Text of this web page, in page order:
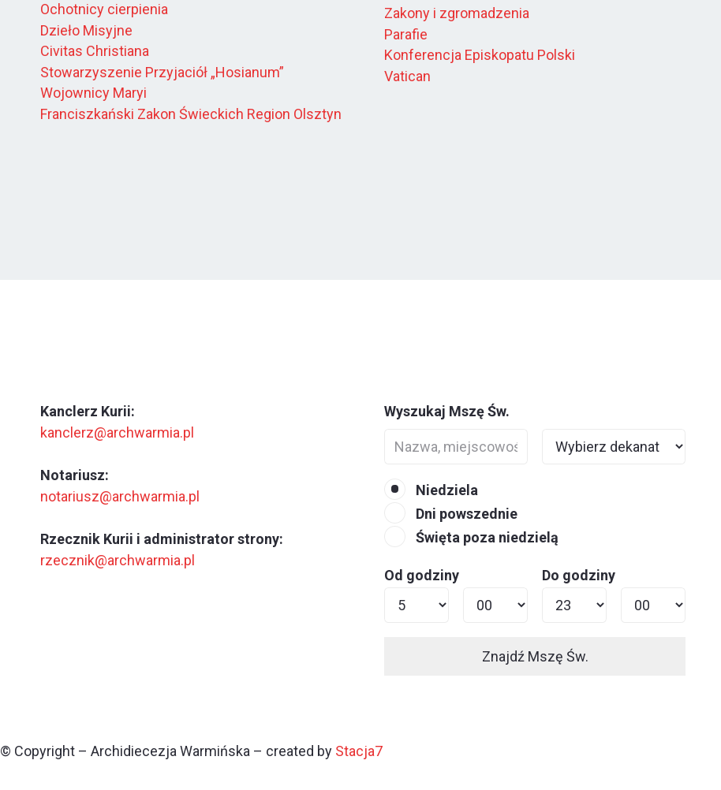
Ochotnicy cierpienia
Dzieło Misyjne
Civitas Christiana
Stowarzyszenie Przyjaciół „Hosianum”
Wojownicy Maryi
Franciszkański Zakon Świeckich Region Olsztyn
Zakony i zgromadzenia
Parafie
Konferencja Episkopatu Polski
Vatican
Kanclerz Kurii:
kanclerz@archwarmia.pl
Notariusz:
notariusz@archwarmia.pl
Rzecznik Kurii i administrator strony:
rzecznik@archwarmia.pl
Wyszukaj Mszę Św.
Niedziela
Dni powszednie
Święta poza niedzielą
Od godziny Do godziny
Znajdź Mszę Św.
© Copyright – Archidiecezja Warmińska – created by Stacja7